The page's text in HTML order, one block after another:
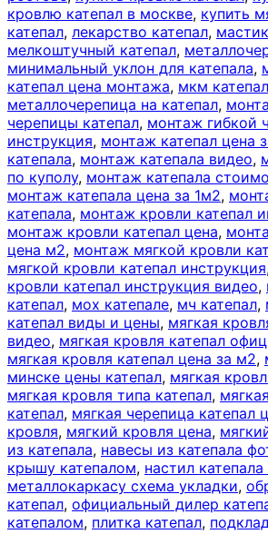
кровлю катепал в москве, купить
катепал, лекарство катепал,
мелкоштучный катепал,
минимальный уклон для катепала,
катепал цена монтажа, мкм катепал
металлочерепица на катепал,
черепицы катепал, монтаж гибкой
инструкция, монтаж катепал цена
катепала, монтаж катепала видео,
по куполу, монтаж катепала
монтаж катепала цена за 1м2,
катепала, монтаж кровли катепал
монтаж кровли катепал цена,
цена м2, монтаж мягкой кровли
мягкой кровли катепал инструкция
кровли катепал инструкция видео,
катепал, мох катепале, мч катепал,
катепал виды и цены, мягкая
видео, мягкая кровля катепал
мягкая кровля катепал цена за м2,
минске цены катепал, мягкая
мягкая кровля типа катепал,
катепал, мягкая черепица катепал
кровля, мягкий кровля цена,
из катепала, навесы из катепала
крышу катепалом, настил катепала
металлокаркасу схема укладки,
катепал, официальный дилер
катепалом, плитка катепал,